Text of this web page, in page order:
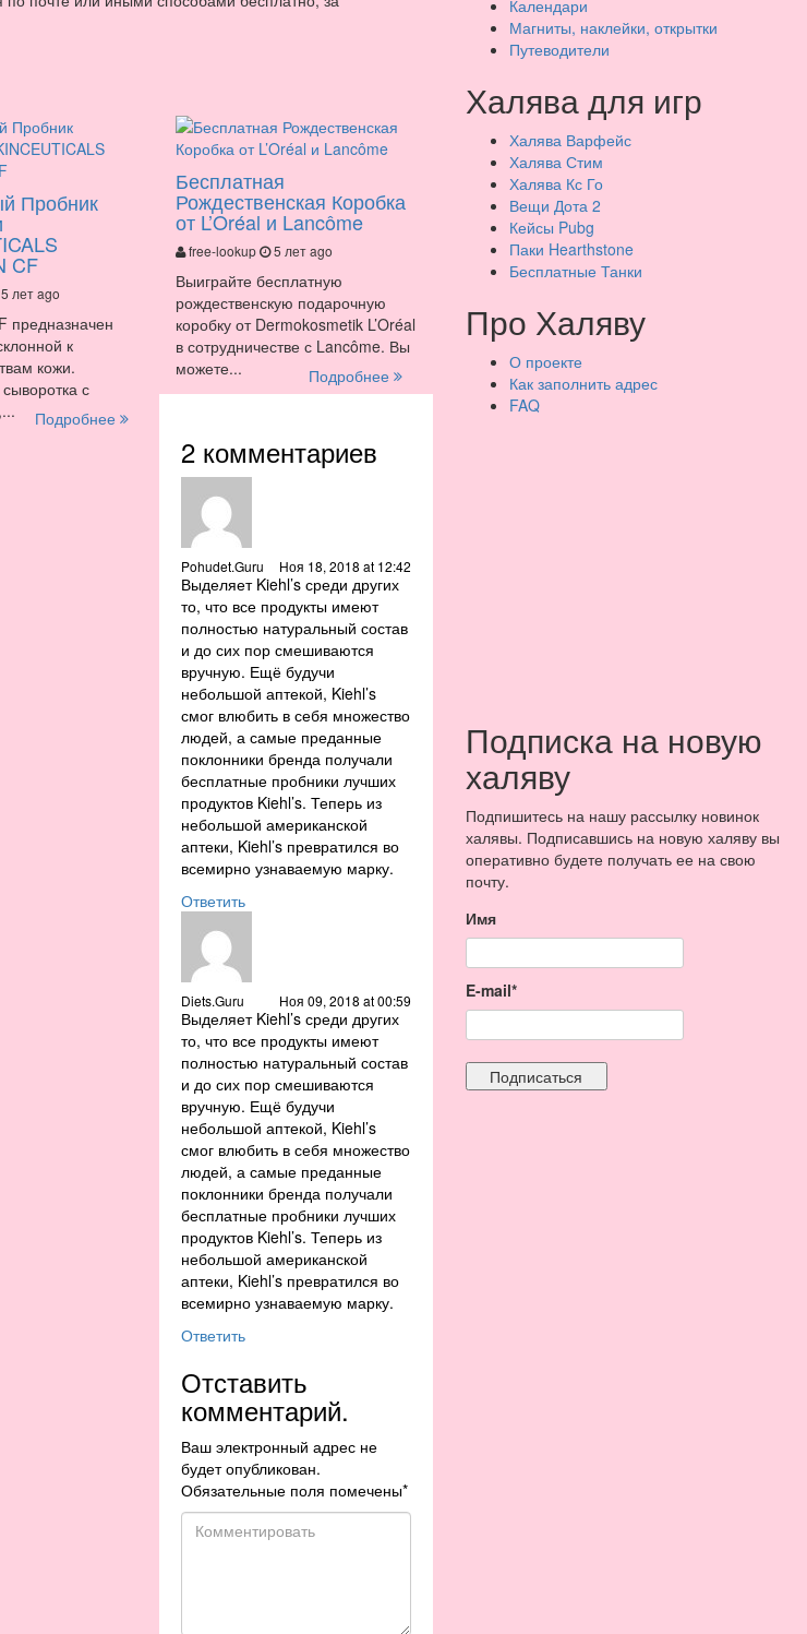
Пробник
CF
лет ago
предназначен
к
кожи.
с
Подробнее
Бесплатная
Рождественская Коробка
от L’Oréal и Lancôme
free-lookup 5 лет ago
Выиграйте бесплатную
рождественскую подарочную
коробку от Dermokosmetik L’Oréal
в сотрудничестве с Lancôme. Вы
можете...
Подробнее
2 комментариев
Pohudet.Guru Ноя 18, 2018 at 12:42
Выделяет Kiehl’s среди других
то, что все продукты имеют
полностью натуральный состав
и до сих пор смешиваются
вручную. Ещё будучи
небольшой аптекой, Kiehl’s
смог влюбить в себя множество
людей, а самые преданные
поклонники бренда получали
бесплатные пробники лучших
продуктов Kiehl’s. Теперь из
небольшой американской
аптеки, Kiehl’s превратился во
всемирно узнаваемую марку.
Ответить
Diets.Guru Ноя 09, 2018 at 00:59
Выделяет Kiehl’s среди других
то, что все продукты имеют
полностью натуральный состав
и до сих пор смешиваются
вручную. Ещё будучи
небольшой аптекой, Kiehl’s
смог влюбить в себя множество
людей, а самые преданные
поклонники бренда получали
бесплатные пробники лучших
продуктов Kiehl’s. Теперь из
небольшой американской
аптеки, Kiehl’s превратился во
всемирно узнаваемую марку.
Ответить
Отставить
комментарий.
Ваш электронный адрес не
будет опубликован.
Обязательные поля помечены*
Календари
Магниты, наклейки, открытки
Путеводители
Халява для игр
Халява Варфейс
Халява Стим
Халява Кс Го
Вещи Дота 2
Кейсы Pubg
Паки Hearthstone
Бесплатные Танки
Про Халяву
О проекте
Как заполнить адрес
FAQ
Подписка на новую
халяву
Подпишитесь на нашу рассылку новинок
халявы. Подписавшись на новую халяву вы
оперативно будете получать ее на свою
почту.
Имя
E-mail*